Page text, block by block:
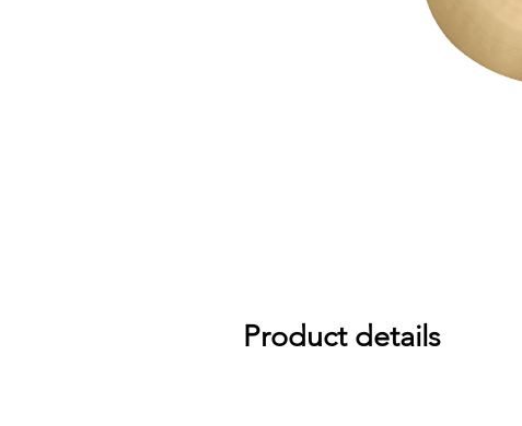
Product details
Thin design for fast and full accents